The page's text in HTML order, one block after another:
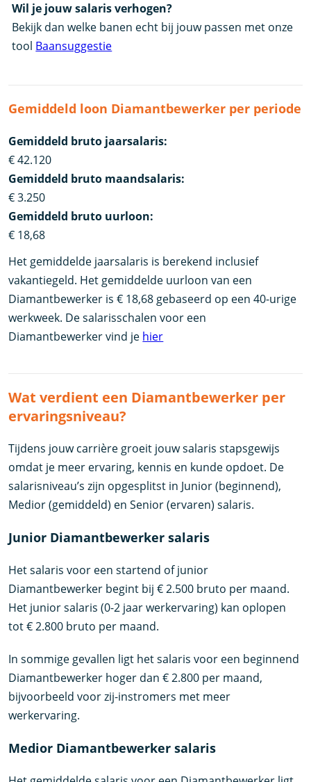
Wil je jouw salaris verhogen?
Bekijk dan welke banen echt bij jouw passen met onze
tool Baansuggestie
Gemiddeld loon Diamantbewerker per periode
Gemiddeld bruto jaarsalaris:
€ 42.120
Gemiddeld bruto maandsalaris:
€ 3.250
Gemiddeld bruto uurloon:
€ 18,68
Het gemiddelde jaarsalaris is berekend inclusief
vakantiegeld. Het gemiddelde uurloon van een
Diamantbewerker is € 18,68 gebaseerd op een 40-urige
werkweek. De salarisschalen voor een
Diamantbewerker vind je hier
Wat verdient een Diamantbewerker per
ervaringsniveau?
Tijdens jouw carrière groeit jouw salaris stapsgewijs
omdat je meer ervaring, kennis en kunde opdoet. De
salarisniveau’s zijn opgesplitst in Junior (beginnend),
Medior (gemiddeld) en Senior (ervaren) salaris.
Junior Diamantbewerker salaris
Het salaris voor een startend of junior
Diamantbewerker begint bij € 2.500 bruto per maand.
Het junior salaris (0-2 jaar werkervaring) kan oplopen
tot € 2.800 bruto per maand.
In sommige gevallen ligt het salaris voor een beginnend
Diamantbewerker hoger dan € 2.800 per maand,
bijvoorbeeld voor zij-instromers met meer
werkervaring.
Medior Diamantbewerker salaris